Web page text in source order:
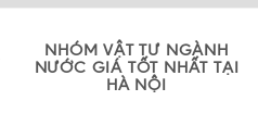
NHÓM VẬT TƯ NGÀNH
NƯỚC GIÁ TỐT NHẤT TẠI
HÀ NỘI